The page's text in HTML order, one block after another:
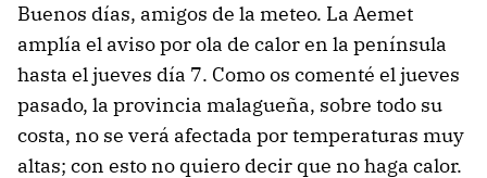
Buenos días, amigos de la meteo. La Aemet
amplía el aviso por ola de calor en la península
hasta el jueves día 7. Como os comenté el jueves
pasado, la provincia malagueña, sobre todo su
costa, no se verá afectada por temperaturas muy
altas; con esto no quiero decir que no haga calor.